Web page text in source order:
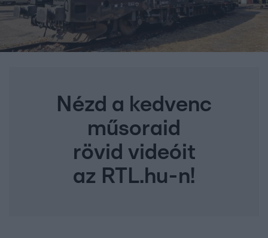
Nézd a kedvenc
műsoraid
rövid videóit
az RTL.hu-n!